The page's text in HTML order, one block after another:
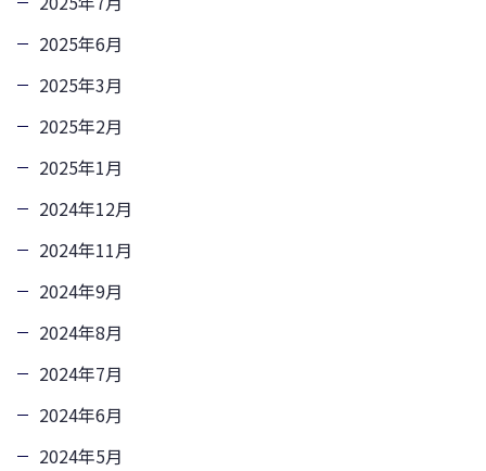
2025年6月
2025年3月
2025年2月
2025年1月
2024年12月
2024年11月
2024年9月
2024年8月
2024年7月
2024年6月
2024年5月